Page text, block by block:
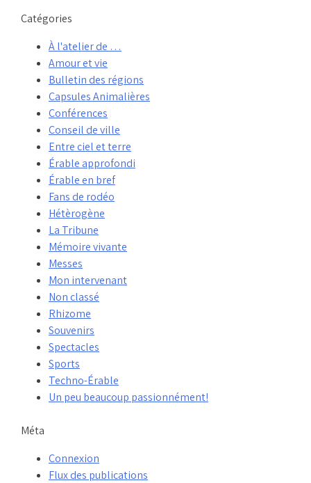
Catégories
À l'atelier de …
Amour et vie
Bulletin des régions
Capsules Animalières
Conférences
Conseil de ville
Entre ciel et terre
Érable approfondi
Érable en bref
Fans de rodéo
Hétèrogène
La Tribune
Mémoire vivante
Messes
Mon intervenant
Non classé
Rhizome
Souvenirs
Spectacles
Sports
Techno-Érable
Un peu beaucoup passionnément!
Méta
Connexion
Flux des publications